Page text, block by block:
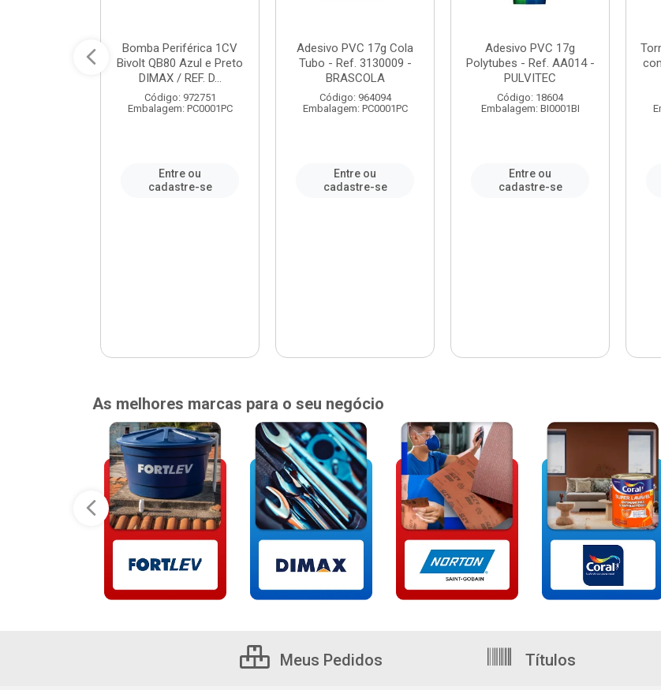
Bomba Periférica 1CV
Bivolt QB80 Azul e Preto
DIMAX / REF. D...
Código: 972751
Embalagem: PC0001PC
Entre ou
cadastre-se
Adesivo PVC 17g Cola
Tubo - Ref. 3130009 -
BRASCOLA
Código: 964094
Embalagem: PC0001PC
Entre ou
cadastre-se
Adesivo PVC 17g
Polytubes - Ref. AA014 -
PULVITEC
Código: 18604
Embalagem: BI0001BI
Entre ou
cadastre-se
As melhores marcas para o seu negócio
Meus Pedidos Títulos